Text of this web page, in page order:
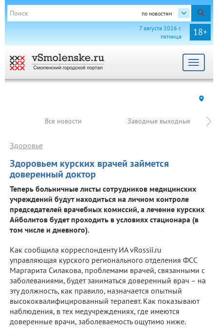
по новостям
18+
7 августа 2026 г.
пятница
Toggle
Все новости Заводные выходные
Здоровьем курских врачей займется
доверенный доктор
Здоровье
Теперь больничные листы сотрудников медицинских
учреждений будут находиться на личном контроле
председателей врачебных комиссий, а лечение курских
Айболитов будет проходить в условиях стационара (в
том числе и дневного).
Как сообщила корреспонденту ИА vRossii.ru
управляющая курского регионального отделения ФСС
Маргарита Силакова, проблемами врачей, связанными с
заболеваниями, будет заниматься доверенный врач – на
эту должность, как правило, назначается опытный
высококвалифицированный терапевт. Как показывают
наблюдения, в тех медучреждениях, где имеются
доверенные врачи, заболеваемость ощутимо ниже.